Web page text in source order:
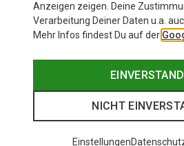
Anzeigen zeigen. Deine
Verarbeitung Deiner Daten u.a.
Mehr Infos findest Du auf der
NICHT
Einstellungen